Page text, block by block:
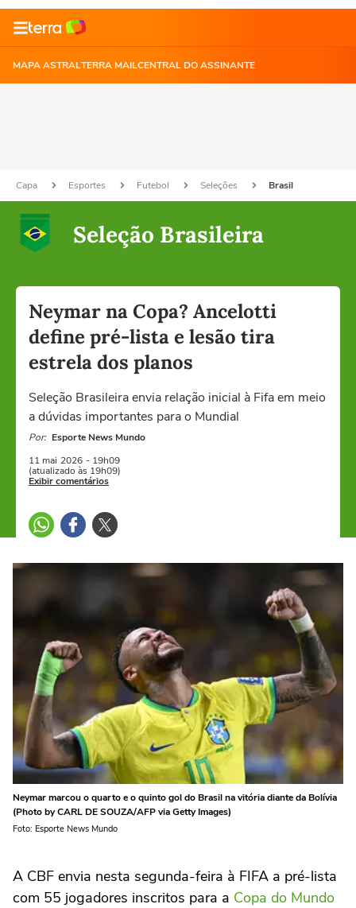
MAPA ASTRALTERRA MAILCENTRAL DO ASSINANTE
Capa Esportes Futebol Seleções Brasil
Seleção Brasileira
Neymar na Copa? Ancelotti
define pré-lista e lesão tira
estrela dos planos
Seleção Brasileira envia relação inicial à Fifa em meio
a dúvidas importantes para o Mundial
Por: Esporte News Mundo
11 mai 2026 - 19h09
(atualizado às 19h09)
Exibir comentários
Neymar marcou o quarto e o quinto gol do Brasil na vitória diante da Bolívia
(Photo by CARL DE SOUZA/AFP via Getty Images)
Foto: Esporte News Mundo
A CBF envia nesta segunda-feira à FIFA a pré-lista
com 55 jogadores inscritos para a Copa do Mundo